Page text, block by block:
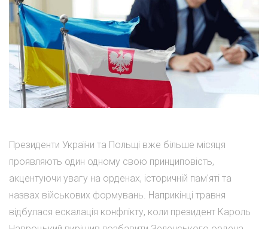
Президенти України та Польщі вже більше місяця
проявляють один одному свою принциповість,
акцентуючи увагу на орденах, історичній пам'яті та
назвах військових формувань. Наприкінці травня
відбулася ескалація конфлікту, коли президент Кароль